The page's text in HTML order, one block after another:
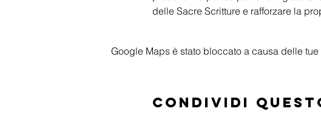
delle Sacre Scritture e rafforzare la
Google Maps è stato bloccato a causa delle
Condividi